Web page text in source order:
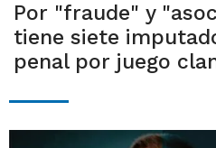
Por "fraude" y
tiene siete
penal por juego